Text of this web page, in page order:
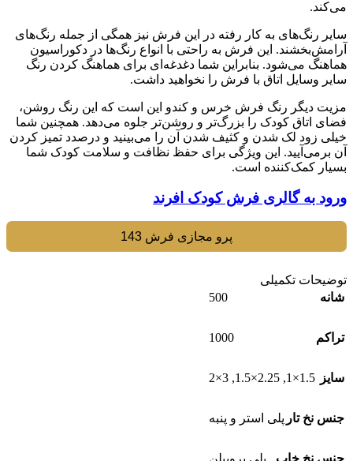
می‌کند.
سایر رنگ‌های به کار رفته در این فرش نیز همگی از جمله رنگ‌های
آرامش‌بخشند. این فرش به راحتی با انواع رنگ‌ها در دکوراسیون
هماهنگ می‌شود. بنابراین شما دغدغه‌ای برای هماهنگ کردن رنگ
سایر وسایل اتاق با فرش را نخواهید داشت.
مزیت دیگر رنگ فرش خرس و کندو این است که این رنگ روشن،
فضای اتاق کودک را بزرگ‌تر و روشن‌تر جلوه می‌دهد. همچنین شما
خیلی زود لک شدن و کثیف شدن آن را می‌بینید و درصدد تمیز کردن
آن برمی‌آیید. این ویژگی برای حفظ نظافت و سلامت کودک شما
بسیار کمک‌کننده است.
ورود به گالری فرش کودک افرند
پرو مجازی فرش 143
توضیحات تکمیلی
شانه
500
تراکم 1000
سایز 1.5×1
,
2.25×1.5
,
3×2
جنس نخ تار پلی استر و پنبه